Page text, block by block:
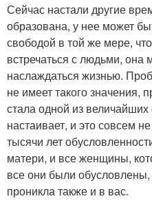
Сейчас настали другие
образована, у нее может
свободой в той же мере,
встречаться с людьми,
наслаждаться жизнью.
не имеет такого значения,
стала одной из
настаивает, и это совсем
тысячи лет
матери, и все женщины,
все они были обусловлены,
проникла также и в вас.